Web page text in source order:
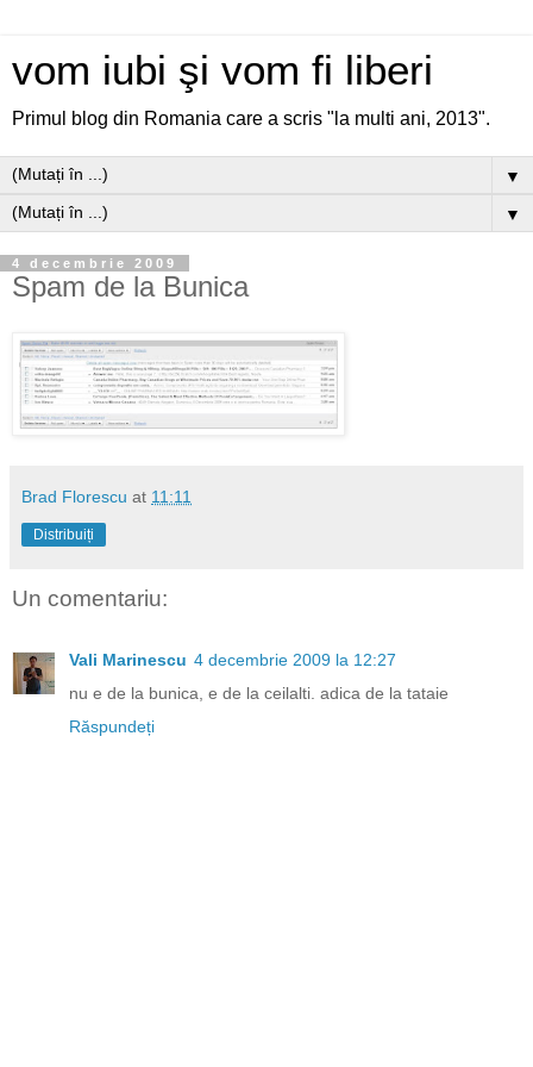
vom iubi şi vom fi liberi
Primul blog din Romania care a scris "la multi ani, 2013".
▼
▼
4 decembrie 2009
Spam de la Bunica
Brad Florescu at 11:11
Distribuiți
Un comentariu:
Vali Marinescu 4 decembrie 2009 la 12:27
nu e de la bunica, e de la ceilalti. adica de la tataie
Răspundeți